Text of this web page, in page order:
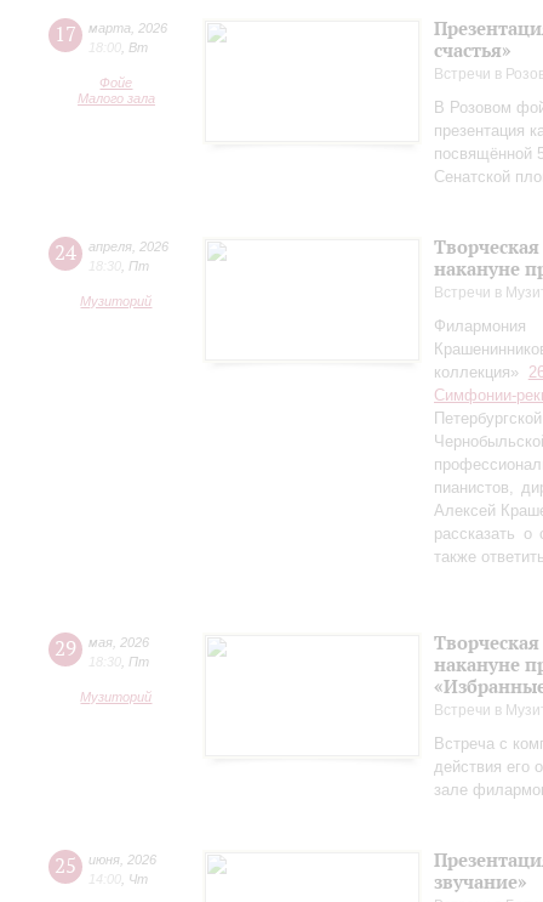
17 марта
2026
18:00 Вт
Фойе
Малого зала
счастья»
Встречи в
В Розовом
презентация
посвящённой
Сенатской
24 апреля 2026
18:30 Пт
Музиторий
накануне
Встречи в
коллекция»
Симфонии-
пианистов,
Алексей
рассказать
также
29 мая 2026
18:30
Пт
Музиторий
накануне
Встречи в
Встреча с
действия его
зале
25 июня 2026
Чт
звучание»